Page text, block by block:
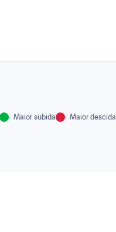
Maior subida Maior descida